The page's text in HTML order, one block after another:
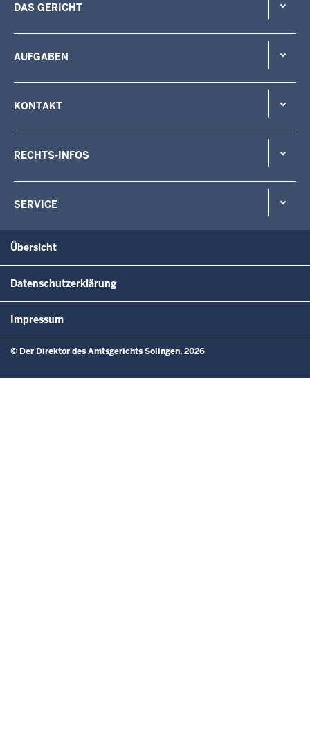
DAS GERICHT
AUFGABEN
KONTAKT
RECHTS-INFOS
SERVICE
Übersicht
Datenschutzerklärung
Impressum
© Der Direktor des Amtsgerichts Solingen, 2026